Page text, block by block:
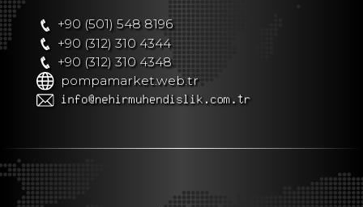
+90 (501) 548 8196
+90 (312) 310 4344
+90 (312) 310 4348
pompamarket.web.tr